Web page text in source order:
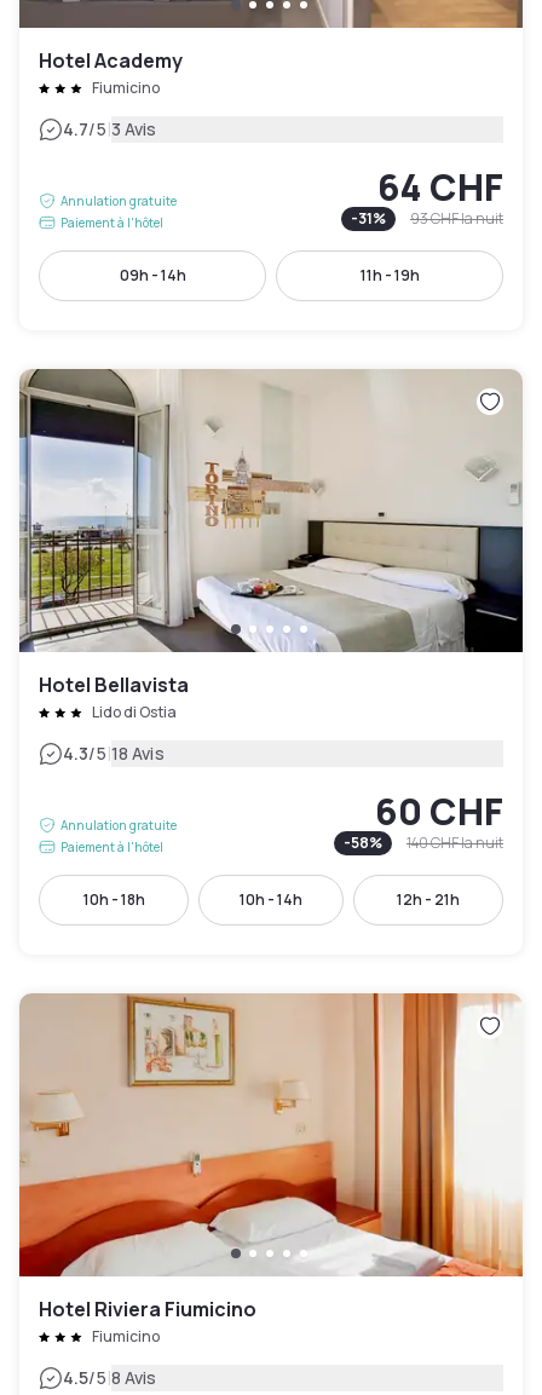
Hotel Academy
Fiumicino
4.7/5|3 Avis
Annulation gratuite
Paiement à l'hôtel
64 CHF
-31% 93 CHFla nuit
09h - 14h 11h - 19h
Hotel Bellavista
Lido di Ostia
4.3/5|18 Avis
Annulation gratuite
Paiement à l'hôtel
60 CHF
-58% 140 CHFla nuit
10h - 18h 10h - 14h 12h - 21h
Hotel Riviera Fiumicino
Fiumicino
4.5/5|8 Avis